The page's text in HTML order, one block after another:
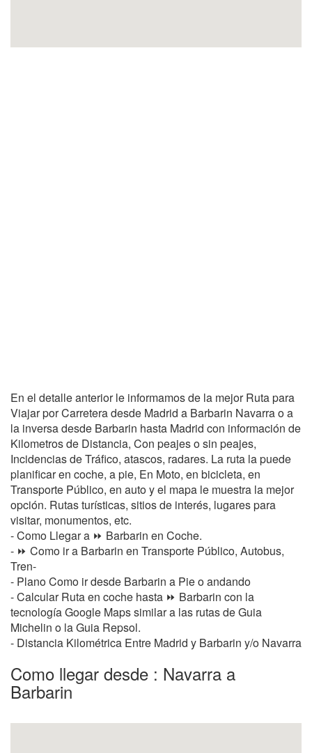
En el detalle anterior le informamos de la mejor Ruta para
Viajar por Carretera desde Madrid a Barbarin Navarra o a
la inversa desde Barbarin hasta Madrid con información de
Kilometros de Distancia, Con peajes o sin peajes,
Incidencias de Tráfico, atascos, radares. La ruta la puede
planificar en coche, a pie, En Moto, en bicicleta, en
Transporte Público, en auto y el mapa le muestra la mejor
opción. Rutas turísticas, sitios de interés, lugares para
visitar, monumentos, etc.
- Como Llegar a ⏩ Barbarin en Coche.
- ⏩ Como ir a Barbarin en Transporte Público, Autobus,
Tren-
- Plano Como ir desde Barbarin a Pie o andando
- Calcular Ruta en coche hasta ⏩ Barbarin con la
tecnología Google Maps similar a las rutas de Guia
Michelin o la Guia Repsol.
- Distancia Kilométrica Entre Madrid y Barbarin y/o Navarra
Como llegar desde : Navarra a
Barbarin